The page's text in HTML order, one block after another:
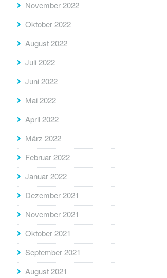
November 2022
Oktober 2022
August 2022
Juli 2022
Juni 2022
Mai 2022
April 2022
März 2022
Februar 2022
Januar 2022
Dezember 2021
November 2021
Oktober 2021
September 2021
August 2021